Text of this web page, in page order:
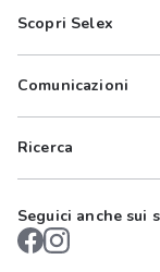
Scopri Selex
Comunicazioni
Ricerca
Seguici anche sui